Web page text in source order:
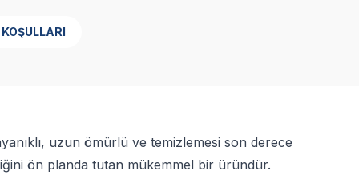
uzun ömürlü ve temizlemesi son derece
ön planda tutan mükemmel bir üründür.